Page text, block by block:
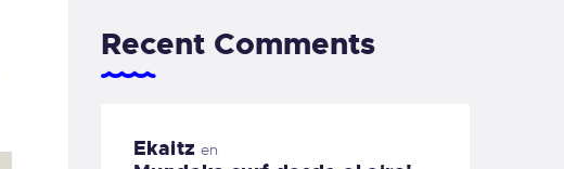
Recent Comments
Ekaitz en